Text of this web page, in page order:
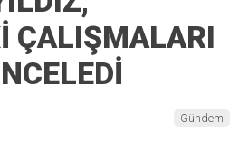
ÇALIŞMALARI
Gündem